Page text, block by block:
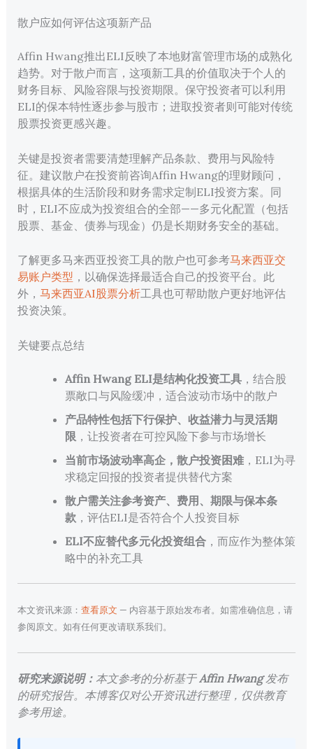
散户应如何评估这项新产品
Affin Hwang推出ELI反映了本地财富管理市场的成熟化
趋势。对于散户而言，这项新工具的价值取决于个人的
财务目标、风险容限与投资期限。保守投资者可以利用
ELI的保本特性逐步参与股市；进取投资者则可能对传统
股票投资更感兴趣。
关键是投资者需要清楚理解产品条款、费用与风险特
征。建议散户在投资前咨询Affin Hwang的理财顾问，
根据具体的生活阶段和财务需求定制ELI投资方案。同
时，ELI不应成为投资组合的全部——多元化配置（包括
股票、基金、债券与现金）仍是长期财务安全的基础。
了解更多马来西亚投资工具的散户也可参考马来西亚交
易账户类型 ，以确保选择最适合自己的投资平台。此
外， 马来西亚AI股票分析工具也可帮助散户更好地评估
投资决策。
关键要点总结
Affin Hwang ELI是结构化投资工具，结合股
票敞口与风险缓冲，适合波动市场中的散户
产品特性包括下行保护、收益潜力与灵活期
限 ，让投资者在可控风险下参与市场增长
当前市场波动率高企，散户投资困难，ELI为寻
求稳定回报的投资者提供替代方案
散户需关注参考资产、费用、期限与保本条
款，评估ELI是否符合个人投资目标
ELI不应替代多元化投资组合，而应作为整体策
略中的补充工具
本文资讯来源： 查看原文 — 内容基于原始发布者。如需准确信息，请
参阅原文。如有任何更改请联系我们。
研究来源说明： 本文参考的分析基于Affin Hwang发布
的研究报告。本博客仅对公开资讯进行整理，仅供教育
参考用途。